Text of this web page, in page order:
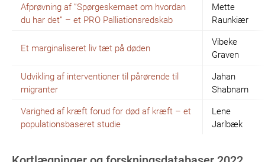
Afprøvning af ”Spørgeskemaet om hvordan
du har det” – et PRO Palliationsredskab
Mette
Raunkiær
Et marginaliseret liv tæt på døden
Vibeke
Graven
Udvikling af interventioner til pårørende til
migranter
Jahan
Shabnam
Varighed af kræft forud for død af kræft – et
populationsbaseret studie
Lene
Jarlbæk